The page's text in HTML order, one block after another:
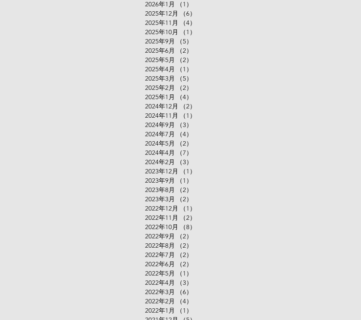
2026年1月
（1）
2025年12月
（6）
2025年11月
（4）
2025年10月
（1）
2025年9月
（5）
2025年6月
（2）
2025年5月
（2）
2025年4月
（1）
2025年3月
（5）
2025年2月
（2）
2025年1月
（4）
2024年12月
（2）
2024年11月
（1）
2024年9月
（3）
2024年7月
（4）
2024年5月
（2）
2024年4月
（7）
2024年2月
（3）
2023年12月
（1）
2023年9月
（1）
2023年8月
（2）
2023年3月
（2）
2022年12月
（1）
2022年11月
（2）
2022年10月
（8）
2022年9月
（2）
2022年8月
（2）
2022年7月
（2）
2022年6月
（2）
2022年5月
（1）
2022年4月
（3）
2022年3月
（6）
2022年2月
（4）
2022年1月
（1）